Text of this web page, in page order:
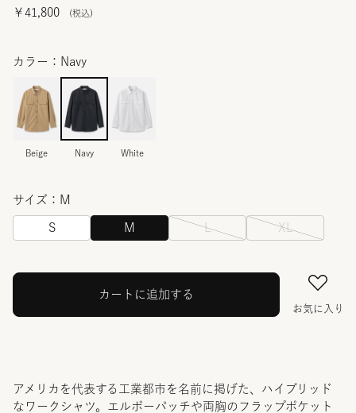
￥41,800
カラー：Navy
Beige Navy White
サイズ：M
S M L XL
カートに追加する
お気に入り
アメリカを代表する工業都市を名前に掲げた、ハイブリッド
なワークシャツ。エルボーパッチや両胸のフラップポケット